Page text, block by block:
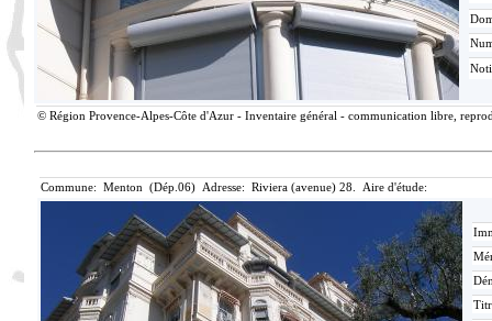
© Région Provence-Alpes-Côte d'Azur - Inventaire général - communication libre,
Commune: Menton (Dép.06) Adresse: Riviera (avenue) 28. Aire d'étude: